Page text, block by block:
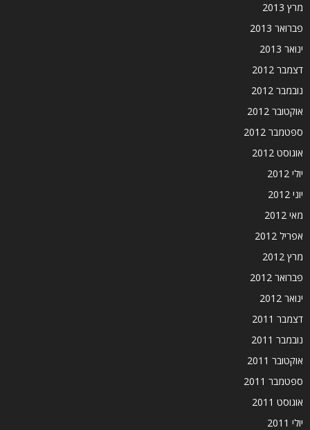
מרץ 2013
פברואר 2013
ינואר 2013
דצמבר 2012
נובמבר 2012
אוקטובר 2012
ספטמבר 2012
אוגוסט 2012
יולי 2012
יוני 2012
מאי 2012
אפריל 2012
מרץ 2012
פברואר 2012
ינואר 2012
דצמבר 2011
נובמבר 2011
אוקטובר 2011
ספטמבר 2011
אוגוסט 2011
יולי 2011